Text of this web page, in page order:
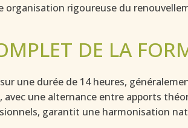
organisation rigoureuse du
DE LA
une durée de 14 heures,
une alternance entre apports
garantit une harmonisation